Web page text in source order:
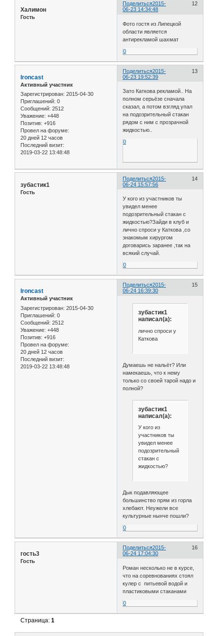
Поделиться 12
2015-
06-23 14:34:48
Халимон
Гость
Фото гостя из Липецкой
области является
антирекламой шахмат
0
Поделиться 13
2015-
06-23 19:52:39
Ironcast
Активный участник
Зарегистрирован: 2015-04-30
Приглашений: 0
Сообщений: 2512
Уважение: +448
Позитив: +916
Провел на форуме:
20 дней 12 часов
Последний визит:
2019-03-22 13:48:48
Зато Каткова рекламой.. На
полном серьёзе сначала
сказал, а потом взгляд упал
на подозрительный стакан
рядом с ним с прозрачной
жидкостью..
0
Поделиться 14
2015-
06-24 15:57:56
зубастик1
Гость
У кого из участников ты
увидел менее
подозрительный стакан с
жидкостью?Зайди в клуб и
лично спроси у Каткова ,со
знакомым хирургом
договарись заранее ,так на
всякий случай.
0
Поделиться 15
2015-
06-24 16:39:30
Ironcast
Активный участник
Зарегистрирован: 2015-04-30
Приглашений: 0
Сообщений: 2512
Уважение: +448
Позитив: +916
Провел на форуме:
20 дней 12 часов
Последний визит:
2019-03-22 13:48:48
зубастик1
написал(а):
лично спроси у
Каткова
Думаешь не нальёт? Или
намекаешь, что к нему
только со своей тарой надо и
полной?
зубастик1
написал(а):
У кого из
участников ты
увидел менее
подозрительный
стакан с
жидкостью?
Дык подавляющее
большинство прям из горла
хлебают. Неужели все
культурные нынче пошли?
0
Поделиться 16
2015-
06-24 17:04:30
гость3
Гость
Роман несколько не в курсе,
что на соревнованиях стоял
кулер с питьевой водой и
пластиковыми стаканами
0
Страница:1